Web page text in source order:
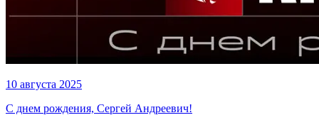
10 августа 2025
С днем рождения, Сергей Андреевич!